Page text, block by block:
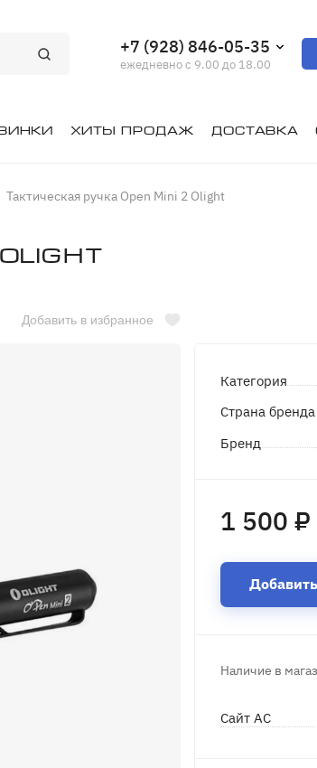
+7 (928) 846-05-35
ежедневно с 9.00 до 18.00
Хиты продаж Доставка
Тактическая ручка Open Mini 2 Olight
Olight
Добавить в избранное
Категория
Страна бренда
Бренд
1 500 ₽
Наличие в
Сайт АС